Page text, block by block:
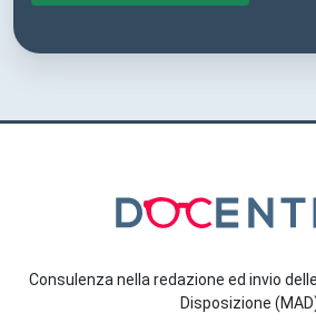
Consulenza nella redazione ed invio
Disposizione